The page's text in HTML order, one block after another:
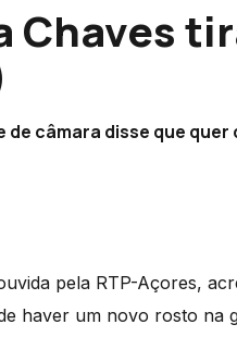
Chaves
de câmara disse que
pela RTP-Açores,
haver um novo rosto na